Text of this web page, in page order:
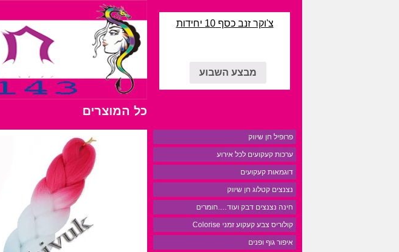
צ'וקר זנב כסף 10 יחידות
מבצע השבוע
כל המוצרים
פרופיל חן שיווק
ערכות קעקועים לכל אירוע
דוגמאות קעקועים
נצנצים קטלוג חן שיווק
חינה נצנצים דבק ועוד….חומרים
קולוריס צבע קעקוע זמני Colorise
איפור גוף ופנים